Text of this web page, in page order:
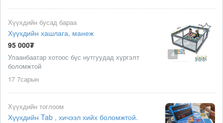
4
Хүүхдийн бусад бараа
Хүүхдийн хашлага, манеж
95 000₮
Улаанбаатар хотоос бүс нутгуудад хүргэлт
боломжтой
17 7сарын
6
Хүүхдийн тоглоом
Хүүхдийн Tab , хичээл хийх боломжтой.